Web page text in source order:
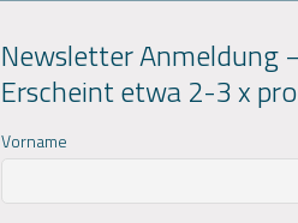
Newsletter Anmeldung
Erscheint etwa 2-3 x
Vorname